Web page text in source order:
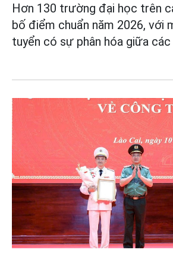
Hơn 130 trường đại học trên
bố điểm chuẩn năm 2026, với
tuyển có sự phân hóa giữa các